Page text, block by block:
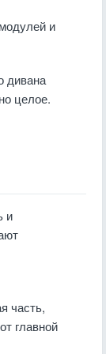
и
дивана
целое.
и
часть,
главной